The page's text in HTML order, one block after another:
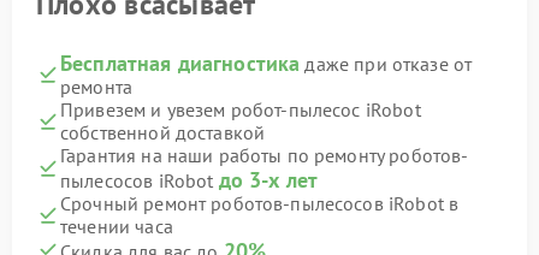
Бесплатная диагностика даже при отказе от
ремонта
Привезем и увезем робот-пылесос iRobot
собственной доставкой
Гарантия на наши работы по ремонту роботов-
пылесосов iRobot до 3-х лет
Срочный ремонт роботов-пылесосов iRobot в
течении часа